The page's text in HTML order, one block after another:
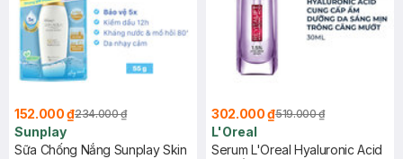
152.000 ₫234.000 ₫
Sunplay
Sữa Chống Nắng Sunplay Skin
302.000 ₫519.000 ₫
L'Oreal
Serum L'Oreal Hyaluronic Acid